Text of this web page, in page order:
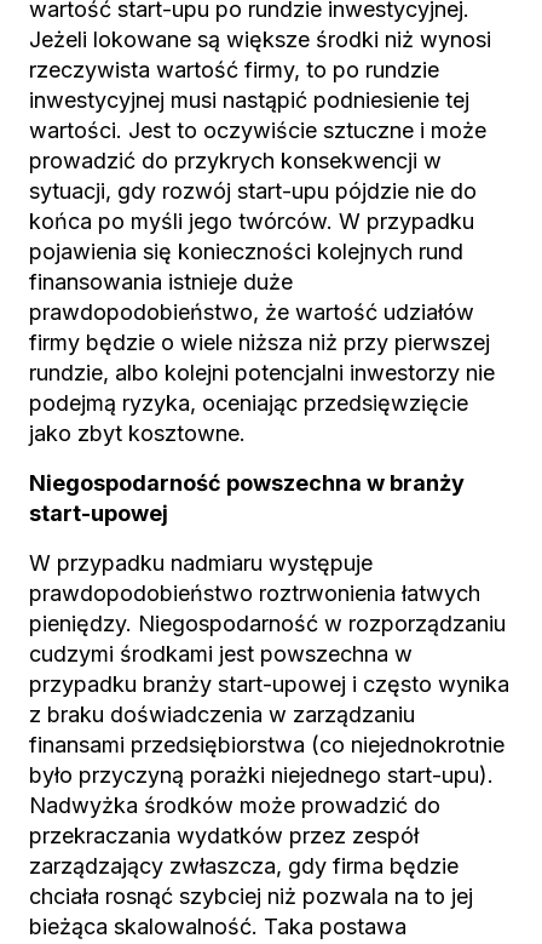
wartość start-upu po rundzie inwestycyjnej.
Jeżeli lokowane są większe środki niż wynosi
rzeczywista wartość firmy, to po rundzie
inwestycyjnej musi nastąpić podniesienie tej
wartości. Jest to oczywiście sztuczne i może
prowadzić do przykrych konsekwencji w
sytuacji, gdy rozwój start-upu pójdzie nie do
końca po myśli jego twórców. W przypadku
pojawienia się konieczności kolejnych rund
finansowania istnieje duże
prawdopodobieństwo, że wartość udziałów
firmy będzie o wiele niższa niż przy pierwszej
rundzie, albo kolejni potencjalni inwestorzy nie
podejmą ryzyka, oceniając przedsięwzięcie
jako zbyt kosztowne.
Niegospodarność powszechna w branży
start-upowej
W przypadku nadmiaru występuje
prawdopodobieństwo roztrwonienia łatwych
pieniędzy. Niegospodarność w rozporządzaniu
cudzymi środkami jest powszechna w
przypadku branży start-upowej i często wynika
z braku doświadczenia w zarządzaniu
finansami przedsiębiorstwa (co niejednokrotnie
było przyczyną porażki niejednego start-upu).
Nadwyżka środków może prowadzić do
przekraczania wydatków przez zespół
zarządzający zwłaszcza, gdy firma będzie
chciała rosnąć szybciej niż pozwala na to jej
bieżąca skalowalność. Taka postawa